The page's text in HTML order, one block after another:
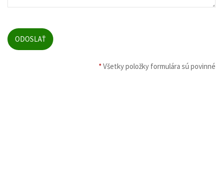
*Všetky položky formulára sú povinné